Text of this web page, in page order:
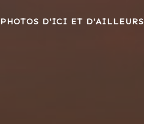
PHOTOS D'ICI ET D'AILLEURS